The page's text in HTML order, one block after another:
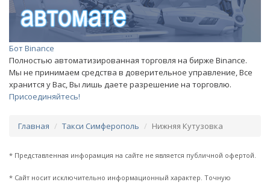
Бот Binance
Полностью автоматизированная торговля на бирже Binance.
Мы не принимаем средства в доверительное управление, Все
хранится у Вас, Вы лишь даете разрешение на торговлю.
Присоединяйтесь!
Главная Такси Симферополь Нижняя Кутузовка
* Представленная инфорамция на сайте не является публичной офертой.
* Сайт носит исключительно информационный характер. Точную